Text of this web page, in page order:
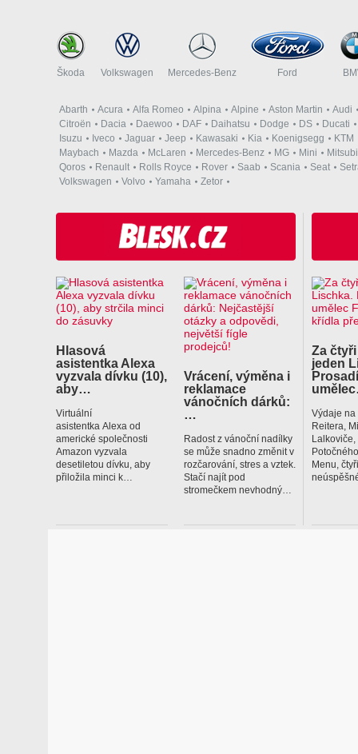
Škoda Volkswagen Mercedes-Benz Ford
Abarth Acura Alfa Romeo Alpina Alpine Aston Martin
Audi
Citroën
Dacia Daewoo DAF Daihatsu Dodge DS
Ducati
Isuzu
Iveco Jaguar Jeep Kawasaki Kia Koenigsegg
KTM
Maybach
Mazda McLaren Mercedes-Benz MG Mini
Qoros
Renault Rolls Royce Rover Saab Scania Seat
Volkswagen
Volvo Yamaha Zetor
Hlasová
asistentka Alexa
vyzvala dívku (10),
aby…
Virtuální
asistentka Alexa od
americké společnosti
Amazon vyzvala
desetiletou dívku, aby
přiložila minci k…
Vrácení, výměna i
reklamace
vánočních dárků:
Radost z vánoční nadílky
se může snadno změnit v
rozčarování, stres a vztek.
Stačí najít pod
stromečkem nevhodný…
Za
jeden
Výdaje na
Reitera,
Menu,